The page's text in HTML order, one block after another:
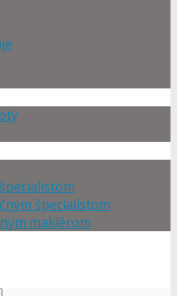
špecialistom
maklérom